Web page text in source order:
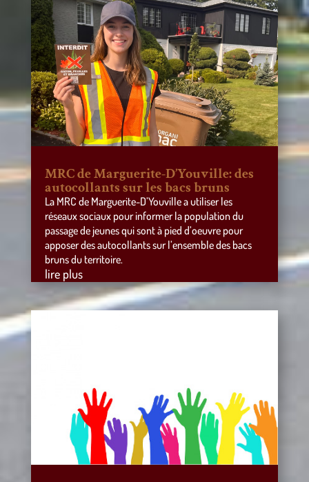
MRC de Marguerite-D’Youville: des
autocollants sur les bacs bruns
La MRC de Marguerite-D’Youville a utiliser les
réseaux sociaux pour informer la population du
passage de jeunes qui sont à pied d’oeuvre pour
apposer des autocollants sur l’ensemble des bacs
bruns du territoire.
lire plus